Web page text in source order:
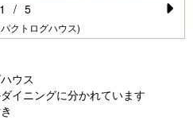
クトログハウス)
1 / 5
ウス
イニングに分かれています